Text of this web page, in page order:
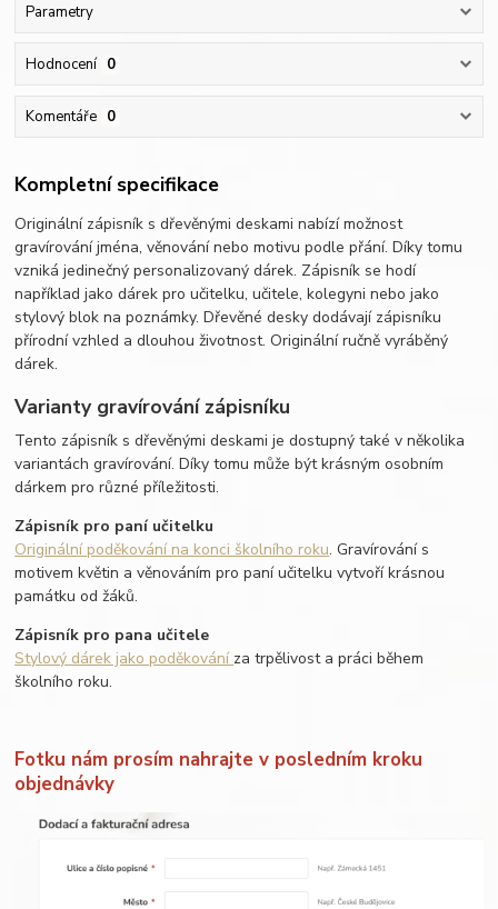
Parametry
Hodnocení 0
Komentáře 0
Kompletní specifikace
Originální zápisník s dřevěnými deskami nabízí možnost
gravírování jména, věnování nebo motivu podle přání. Díky tomu
vzniká jedinečný personalizovaný dárek. Zápisník se hodí
například jako dárek pro učitelku, učitele, kolegyni nebo jako
stylový blok na poznámky. Dřevěné desky dodávají zápisníku
přírodní vzhled a dlouhou životnost. Originální ručně vyráběný
dárek.
Varianty gravírování zápisníku
Tento zápisník s dřevěnými deskami je dostupný také v několika
variantách gravírování. Díky tomu může být krásným osobním
dárkem pro různé příležitosti.
Zápisník pro paní učitelku
Originální poděkování na konci školního roku. Gravírování s
motivem květin a věnováním pro paní učitelku vytvoří krásnou
památku od žáků.
Zápisník pro pana učitele
Stylový dárek jako poděkování za trpělivost a práci během
školního roku.
Fotku nám prosím nahrajte v posledním kroku
objednávky